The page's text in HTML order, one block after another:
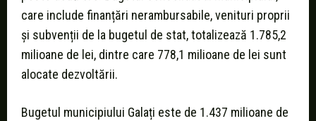
care include finanțări nerambursabile, venituri proprii
și subvenții de la bugetul de stat, totalizează 1.785,2
milioane de lei, dintre care 778,1 milioane de lei sunt
alocate dezvoltării.
Bugetul municipiului Galați este de 1.437 milioane de